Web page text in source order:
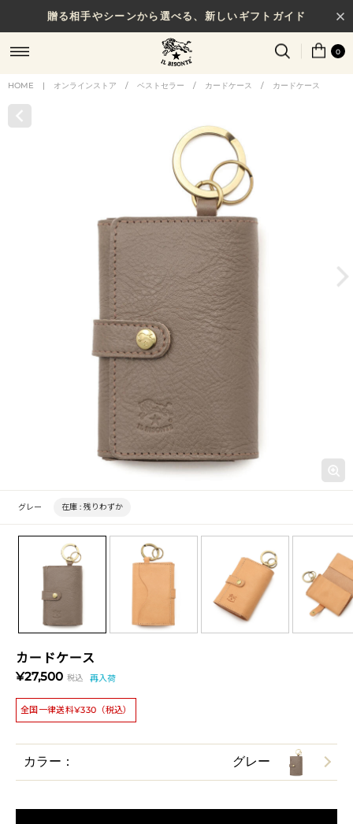
贈る相手やシーンから選べる、新しいギフトガイド
0
HOME | オンラインストア / ベストセラー / カードケース / カードケース
カードケース
¥27,500 税込 再入荷
全国一律送料¥330（税込）
グレー 在庫 : 残りわずか
カラー： グレー